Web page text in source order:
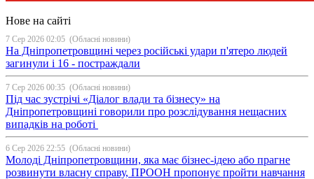
Нове на сайті
7 Сер 2026 02:05 (Обласні новини)
На Дніпропетровщині через російські удари п'ятеро людей
загинули і 16 - постраждали
7 Сер 2026 00:35 (Обласні новини)
Під час зустрічі «Діалог влади та бізнесу» на
Дніпропетровщині говорили про розслідування нещасних
випадків на роботі
6 Сер 2026 22:55 (Обласні новини)
Молоді Дніпропетровщини, яка має бізнес-ідею або прагне
розвинути власну справу, ПРООН пропонує пройти навчання